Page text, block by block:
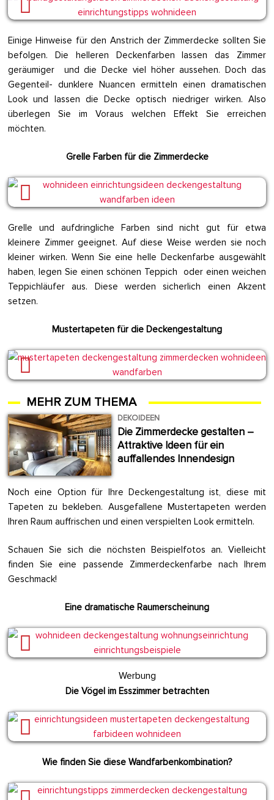
Einige Hinweise für den Anstrich der Zimmerdecke sollten Sie
befolgen. Die helleren Deckenfarben lassen das Zimmer
geräumiger und die Decke viel höher aussehen. Doch das
Gegenteil- dunklere Nuancen ermitteln einen dramatischen
Look und lassen die Decke optisch niedriger wirken. Also
überlegen Sie im Voraus welchen Effekt Sie erreichen
möchten.
Grelle Farben für die Zimmerdecke
Grelle und aufdringliche Farben sind nicht gut für etwa
kleinere Zimmer geeignet. Auf diese Weise werden sie noch
kleiner wirken. Wenn Sie eine helle Deckenfarbe ausgewählt
haben, legen Sie einen schönen Teppich oder einen weichen
Teppichläufer aus. Diese werden sicherlich einen Akzent
setzen.
Mustertapeten für die Deckengestaltung
MEHR ZUM THEMA
DEKOIDEEN
Die Zimmerdecke gestalten –
Attraktive Ideen für ein
auffallendes Innendesign
Noch eine Option für Ihre Deckengestaltung ist, diese mit
Tapeten zu bekleben. Ausgefallene Mustertapeten werden
Ihren Raum auffrischen und einen verspielten Look ermitteln.
Schauen Sie sich die nöchsten Beispielfotos an. Vielleicht
finden Sie eine passende Zimmerdeckenfarbe nach Ihrem
Geschmack!
Eine dramatische Raumerscheinung
Werbung
Die Vögel im Esszimmer betrachten
Wie finden Sie diese Wandfarbenkombination?